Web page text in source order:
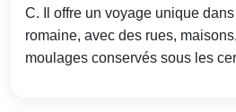
C. Il offre un voyage unique
romaine, avec des rues,
moulages conservés sous les